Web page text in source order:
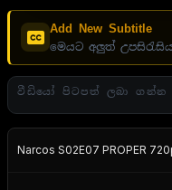
Add New Subtitle
මෙයට අලුත්
වීඩියෝ පිටපත් ලබා ගන්න .